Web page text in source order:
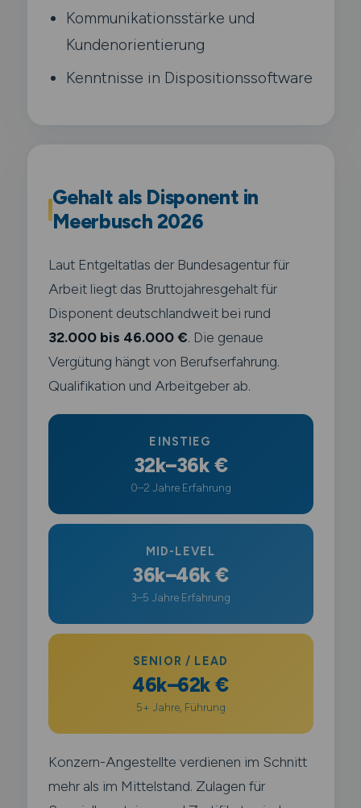
Kommunikationsstärke und
Kundenorientierung
Kenntnisse in Dispositionssoftware
Gehalt als Disponent in
Meerbusch 2026
Laut Entgeltatlas der Bundesagentur für
Arbeit liegt das Bruttojahresgehalt für
Disponent deutschlandweit bei rund
32.000 bis 46.000 €. Die genaue
Vergütung hängt von Berufserfahrung.
Qualifikation und Arbeitgeber ab.
EINSTIEG
32k–36k €
0–2 Jahre Erfahrung
MID-LEVEL
36k–46k €
3–5 Jahre Erfahrung
SENIOR / LEAD
46k–62k €
5+ Jahre, Führung
Konzern-Angestellte verdienen im Schnitt
mehr als im Mittelstand. Zulagen für